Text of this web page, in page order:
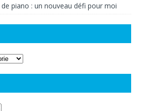
piano : un nouveau défi pour moi